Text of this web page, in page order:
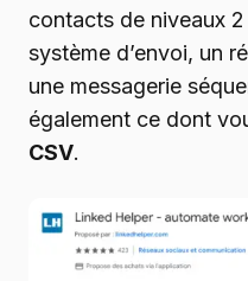
contacts de niveaux
système d’envoi, un
une messagerie
également ce dont
CSV.